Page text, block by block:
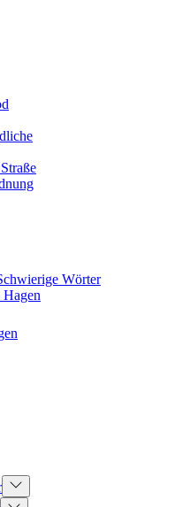
Wörter
Hagen